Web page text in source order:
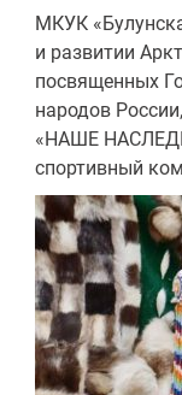
МКУК
и развитии
посвященных
народов
«НАШЕ
спортивный